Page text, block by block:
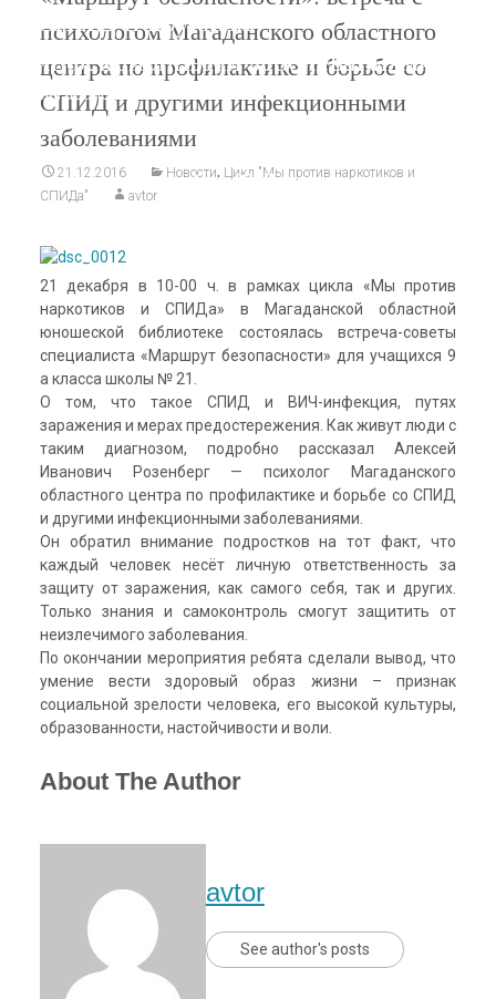
СПИД и другими
инфекционными заболеваниями
Магаданская областная юношеская библиотека
психологом Магаданского областного центра по
профилактике и борьбе со СПИД и другими
психологом Магаданского областного
центра по профилактике и борьбе со
СПИД и другими инфекционными
заболеваниями
21.12.2016 Новости, Цикл "Мы против наркотиков и
СПИДа"
avtor
21 декабря в 10-00 ч. в рамках цикла «Мы против
наркотиков и СПИДа» в Магаданской областной
юношеской библиотеке состоялась встреча-советы
специалиста «Маршрут безопасности» для учащихся 9
а класса школы № 21.
О том, что такое СПИД и ВИЧ-инфекция, путях
заражения и мерах предостережения. Как живут люди с
таким диагнозом, подробно рассказал Алексей
Иванович Розенберг — психолог Магаданского
областного центра по профилактике и борьбе со СПИД
и другими инфекционными заболеваниями.
Он обратил внимание подростков на тот факт, что
каждый человек несёт личную ответственность за
защиту от заражения, как самого себя, так и других.
Только знания и самоконтроль смогут защитить от
неизлечимого заболевания.
По окончании мероприятия ребята сделали вывод, что
умение вести здоровый образ жизни – признак
социальной зрелости человека, его высокой культуры,
образованности, настойчивости и воли.
About The Author
avtor
See author's posts